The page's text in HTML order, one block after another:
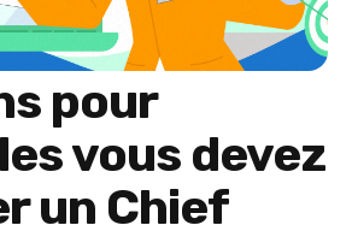
pour
vous devez
un Chief